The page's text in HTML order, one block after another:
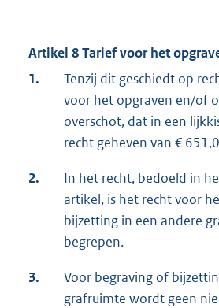
Artikel 8 Tarief voor het
1.
Tenzij dit geschiedt op
voor het opgraven en/of
overschot, dat in een
recht geheven van €
2.
In het recht, bedoeld in
artikel, is het recht voor
bijzetting in een andere
begrepen.
3.
Voor begraving of
grafruimte wordt geen